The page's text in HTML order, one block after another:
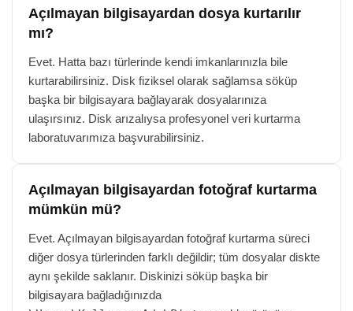
Açılmayan bilgisayardan dosya kurtarılır
mı?
Evet. Hatta bazı türlerinde kendi imkanlarınızla bile
kurtarabilirsiniz. Disk fiziksel olarak sağlamsa söküp
başka bir bilgisayara bağlayarak dosyalarınıza
ulaşırsınız. Disk arızalıysa profesyonel veri kurtarma
laboratuvarımıza başvurabilirsiniz.
Açılmayan bilgisayardan fotoğraf kurtarma
mümkün mü?
Evet. Açılmayan bilgisayardan fotoğraf kurtarma süreci
diğer dosya türlerinden farklı değildir; tüm dosyalar diskte
aynı şekilde saklanır. Diskinizi söküp başka bir
bilgisayara bağladığınızda